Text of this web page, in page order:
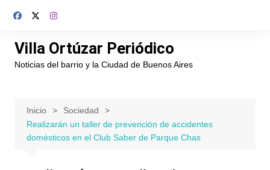
Villa Ortúzar Periódico
Noticias del barrio y la Ciudad de Buenos Aires
Inicio
Sociedad
Realizarán un taller de prevención de accidentes
domésticos en el Club Saber de Parque Chas